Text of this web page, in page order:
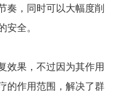
奏，同时可以大幅度削
全。
效果，不过因为其作用
的作用范围，解决了群